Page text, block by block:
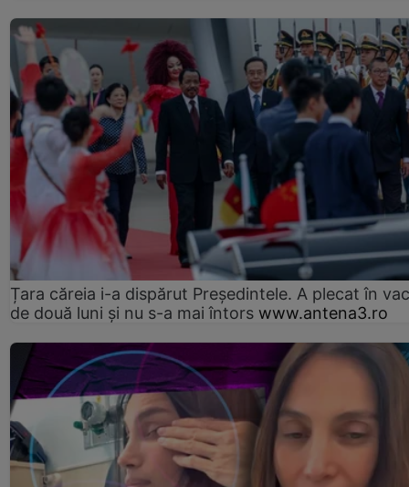
Țara căreia i-a dispărut Președintele. A plecat în
de două luni și nu s-a mai întors www.antena3.ro